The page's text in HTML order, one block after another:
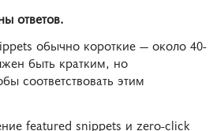
ответов.
обычно короткие — около 40-
быть кратким, но
соответствовать этим
featured snippets и zero-click